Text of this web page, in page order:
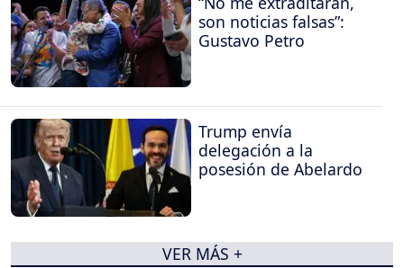
son noticias falsas”:
Gustavo Petro
Trump envía
delegación a la
posesión de Abelardo
VER MÁS +